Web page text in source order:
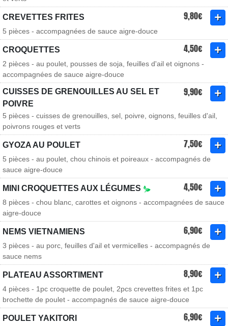
CREVETTES FRITES 9,80€
5 pièces - accompagnées de sauce aigre-douce
CROQUETTES 4,50€
2 pièces - au poulet, pousses de soja, feuilles d'ail et oignons -
accompagnées de sauce aigre-douce
CUISSES DE GRENOUILLES AU SEL ET
POIVRE
9,90€
5 pièces - cuisses de grenouilles, sel, poivre, oignons, feuilles d'ail,
poivrons rouges et verts
GYOZA AU POULET 7,50€
5 pièces - au poulet, chou chinois et poireaux - accompagnés de
sauce aigre-douce
MINI CROQUETTES AUX LÉGUMES 4,50€
8 pièces - chou blanc, carottes et oignons - accompagnées de sauce
aigre-douce
NEMS VIETNAMIENS 6,90€
3 pièces - au porc, feuilles d'ail et vermicelles - accompagnés de
sauce nems
PLATEAU ASSORTIMENT 8,90€
4 pièces - 1pc croquette de poulet, 2pcs crevettes frites et 1pc
brochette de poulet - accompagnés de sauce aigre-douce
POULET YAKITORI 6,90€